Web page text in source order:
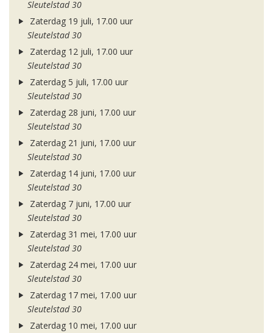
Sleutelstad 30
Zaterdag 19 juli, 17.00 uur
Sleutelstad 30
Zaterdag 12 juli, 17.00 uur
Sleutelstad 30
Zaterdag 5 juli, 17.00 uur
Sleutelstad 30
Zaterdag 28 juni, 17.00 uur
Sleutelstad 30
Zaterdag 21 juni, 17.00 uur
Sleutelstad 30
Zaterdag 14 juni, 17.00 uur
Sleutelstad 30
Zaterdag 7 juni, 17.00 uur
Sleutelstad 30
Zaterdag 31 mei, 17.00 uur
Sleutelstad 30
Zaterdag 24 mei, 17.00 uur
Sleutelstad 30
Zaterdag 17 mei, 17.00 uur
Sleutelstad 30
Zaterdag 10 mei, 17.00 uur